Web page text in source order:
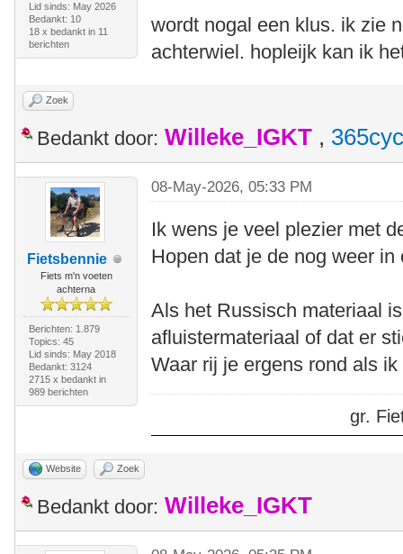
Lid sinds: May 2026
Bedankt: 10
18 x bedankt in 11
berichten
wordt nogal een klus. ik zie
achterwiel. hopleijk kan ik
Zoek
Bedankt door: Willeke_IGKT ,
Fietsbennie
Fiets m'n voeten
achterna
Berichten: 1.879
Topics: 45
Lid sinds: May 2018
Bedankt: 3124
2715 x bedankt in
989 berichten
08-May-2026, 05:33 PM
Ik wens je veel plezier met
Hopen dat je de nog weer in
Als het Russisch materiaal
afluistermateriaal of dat er
Waar rij je ergens rond als
gr.
Website Zoek
Bedankt door: Willeke_IGKT